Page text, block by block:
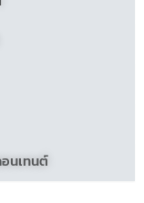
นเทนต์